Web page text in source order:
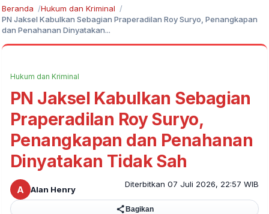
Beranda
Hukum dan Kriminal
PN Jaksel Kabulkan Sebagian Praperadilan Roy Suryo, Penangkapan
dan Penahanan Dinyatakan...
Hukum dan Kriminal
PN Jaksel Kabulkan Sebagian
Praperadilan Roy Suryo,
Penangkapan dan Penahanan
Dinyatakan Tidak Sah
A Alan Henry
Diterbitkan 07 Juli 2026, 22:57 WIB
Bagikan